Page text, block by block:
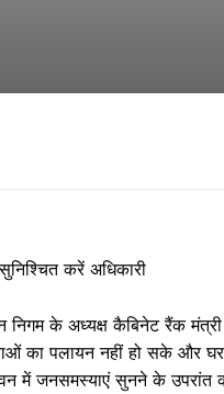
करें अधिकारी
निगम के अध्यक्ष कैबिनेट रैंक
का पलायन नहीं हो सके और घर
में जनसमस्याएं सुनने के उपरांत